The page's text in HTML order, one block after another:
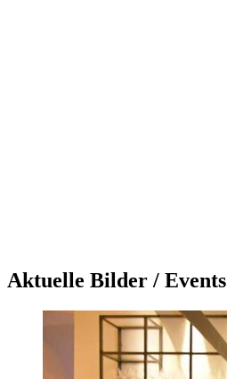
Aktuelle Bilder / Events